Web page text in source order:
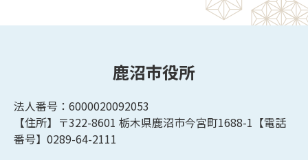
鹿沼市役所
法人番号：6000020092053
【住所】〒322-8601 栃木県鹿沼市今宮町1688-1【電話
番号】0289-64-2111